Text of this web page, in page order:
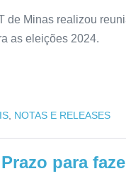
de Minas realizou
as eleições 2024.
, NOTAS E RELEASES
para